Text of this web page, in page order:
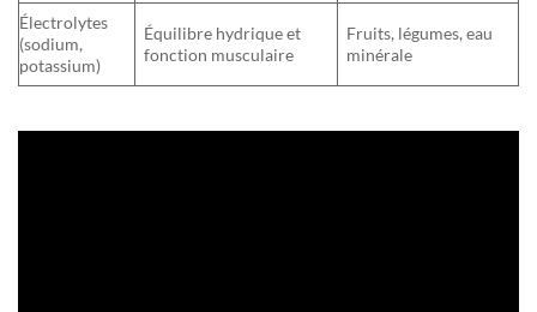
Électrolytes
(sodium,
potassium)
Équilibre hydrique et
fonction musculaire
Fruits, légumes, eau
minérale